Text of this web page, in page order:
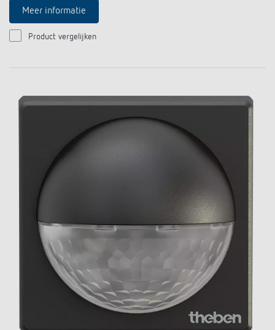
Meer informatie
Product vergelijken